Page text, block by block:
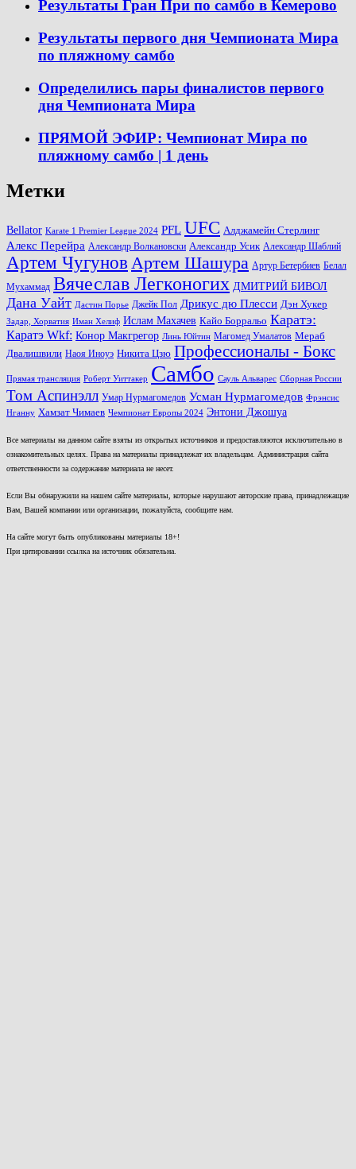
Результаты Гран При по самбо в Кемерово
Результаты первого дня Чемпионата Мира
по пляжному самбо
Определились пары финалистов первого
дня Чемпионата Мира
ПРЯМОЙ ЭФИР: Чемпионат Мира по
пляжному самбо | 1 день
Метки
Bellator Karate 1 Premier League 2024 PFL UFC Алджамейн Стерлинг
Алекс Перейра Александр Волкановски Александр Усик Александр Шаблий
Артем Чугунов Артем Шашура Артур Бетербиев Белал
Мухаммад Вячеслав Легконогих ДМИТРИЙ БИВОЛ
Дана Уайт Дастин Порье Джейк Пол Дрикус дю Плесси Дэн Хукер
Задар, Хорватия Иман Хелиф Ислам Махачев Кайо Борральо Каратэ:
Каратэ Wkf: Конор Макгрегор Линь Юйтин Магомед Умалатов Мераб
Двалишвили Наоя Иноуэ Никита Цзю Профессионалы - Бокс
Прямая трансляция Роберт Уиттакер Самбо Сауль Альварес Сборная России
Том Аспинэлл Умар Нурмагомедов Усман Нурмагомедов Фрэнсис
Нганну Хамзат Чимаев Чемпионат Европы 2024 Энтони Джошуа
Все материалы на данном сайте взяты из открытых источников и предоставляются исключительно в
ознакомительных целях. Права на материалы принадлежат их владельцам. Администрация сайта
ответственности за содержание материала не несет.
Если Вы обнаружили на нашем сайте материалы, которые нарушают авторские права, принадлежащие
Вам, Вашей компании или организации, пожалуйста, сообщите нам.
На сайте могут быть опубликованы материалы 18+!
При цитировании ссылка на источник обязательна.